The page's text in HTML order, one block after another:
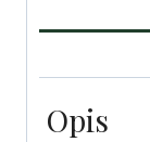
III
Opis